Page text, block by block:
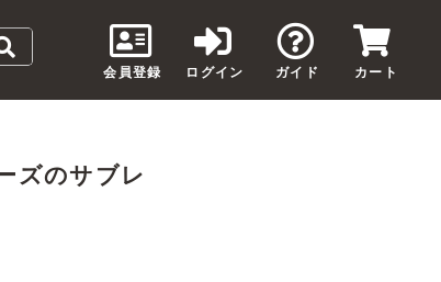
会員登録 ログイン ガイド カート
ズのサブレ